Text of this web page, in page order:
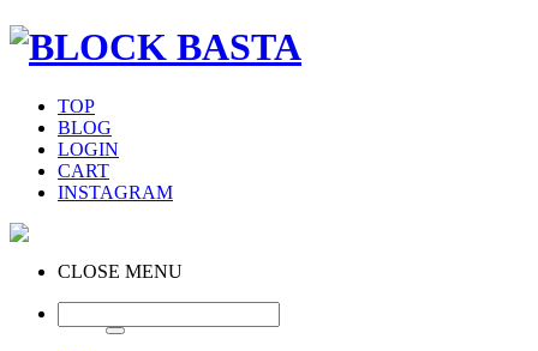
TOP
BLOG
LOGIN
CART
INSTAGRAM
CLOSE MENU